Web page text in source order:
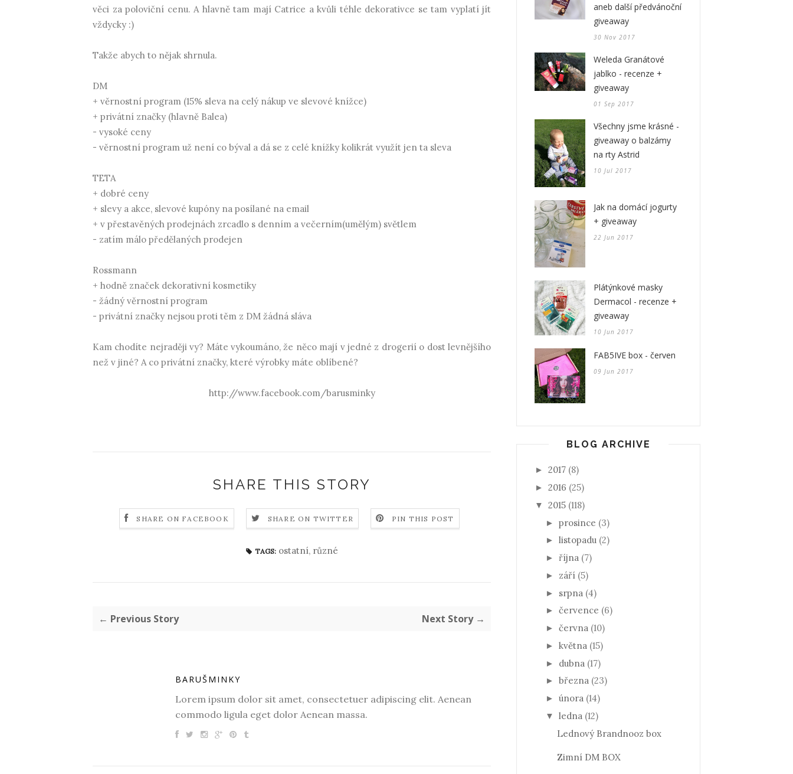
věci za poloviční cenu. A hlavně tam mají Catrice a kvůli téhle dekorativce se tam vyplatí jít
vždycky :)
Takže abych to nějak shrnula.
DM
+ věrnostní program (15% sleva na celý nákup ve slevové knížce)
+ privátní značky (hlavně Balea)
- vysoké ceny
- věrnostní program už není co býval a dá se z celé knížky kolikrát využít jen ta sleva
TETA
+ dobré ceny
+ slevy a akce, slevové kupóny na posílané na email
+ v přestavěných prodejnách zrcadlo s denním a večerním(umělým) světlem
- zatím málo předělaných prodejen
Rossmann
+ hodně značek dekorativní kosmetiky
- žádný věrnostní program
- privátní značky nejsou proti těm z DM žádná sláva
Kam chodíte nejraději vy? Máte vykoumáno, že něco mají v jedné z drogerií o dost levnějšího
než v jiné? A co privátní značky, které výrobky máte oblíbené?
http://www.facebook.com/barusminky
SHARE THIS STORY
SHARE ON FACEBOOK SHARE ON TWITTER PIN THIS POST
TAGS: ostatní, různé
← Previous Story Next Story →
BARUŠMINKY
Lorem ipsum dolor sit amet, consectetuer adipiscing elit. Aenean
commodo ligula eget dolor Aenean massa.
aneb další předvánoční
giveaway
30 Nov 2017
Weleda Granátové
jablko - recenze +
giveaway
01 Sep 2017
Všechny jsme krásné -
giveaway o balzámy
na rty Astrid
10 Jul 2017
Jak na domácí jogurty
+ giveaway
22 Jun 2017
Plátýnkové masky
Dermacol - recenze +
giveaway
10 Jun 2017
FAB5IVE box - červen
09 Jun 2017
BLOG ARCHIVE
► 2017 (8)
► 2016 (25)
▼ 2015 (118)
► prosince (3)
► listopadu (2)
► října (7)
► září (5)
► srpna (4)
► července (6)
► června (10)
► května (15)
► dubna (17)
► března (23)
► února (14)
▼ ledna (12)
Lednový Brandnooz box
Zimní DM BOX